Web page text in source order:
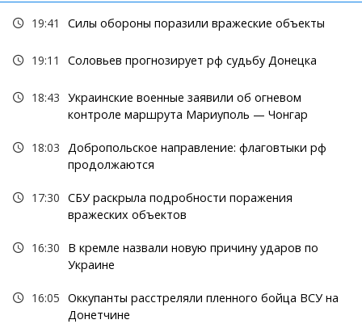
19:41 Силы обороны поразили вражеские объекты
19:11 Соловьев прогнозирует рф судьбу Донецка
18:43 Украинские военные заявили об огневом
контроле маршрута Мариуполь — Чонгар
18:03 Добропольское направление: флаговтыки рф
продолжаются
17:30 СБУ раскрыла подробности поражения
вражеских объектов
16:30
В кремле назвали новую причину ударов по
Украине
16:05 Оккупанты расстреляли пленного бойца ВСУ на
Донетчине